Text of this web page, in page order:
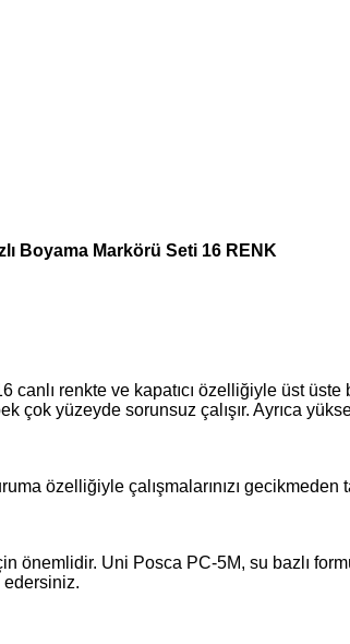
Boyama Markörü Seti 16 RENK
renkte ve kapatıcı özelliğiyle üst üste
yüzeyde sorunsuz çalışır. Ayrıca
özelliğiyle çalışmalarınızı
Uni Posca PC‑5M, su bazlı
edersiniz.